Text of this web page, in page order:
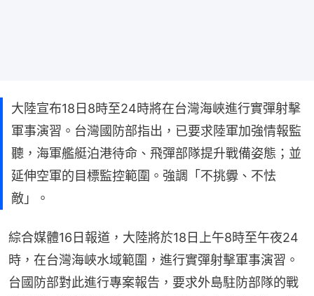
大陸宣布18日8時至24時將在台灣海峽進行實彈射擊
軍事演習。台灣國防部指出，已要求陸軍加強情報監
聽，海軍艦艇泊港待命、飛彈部隊提升戰備姿態；並
延伸空軍的目標監控範圍。強調「不挑釁、不怯
敵」。
綜合媒體16日報道，大陸將於18日上午8時至午夜24
時，在台灣海峽水域範圍，進行實彈射擊軍事演習。
台國防部對此進行專案報告，要求外島駐防部隊的戰